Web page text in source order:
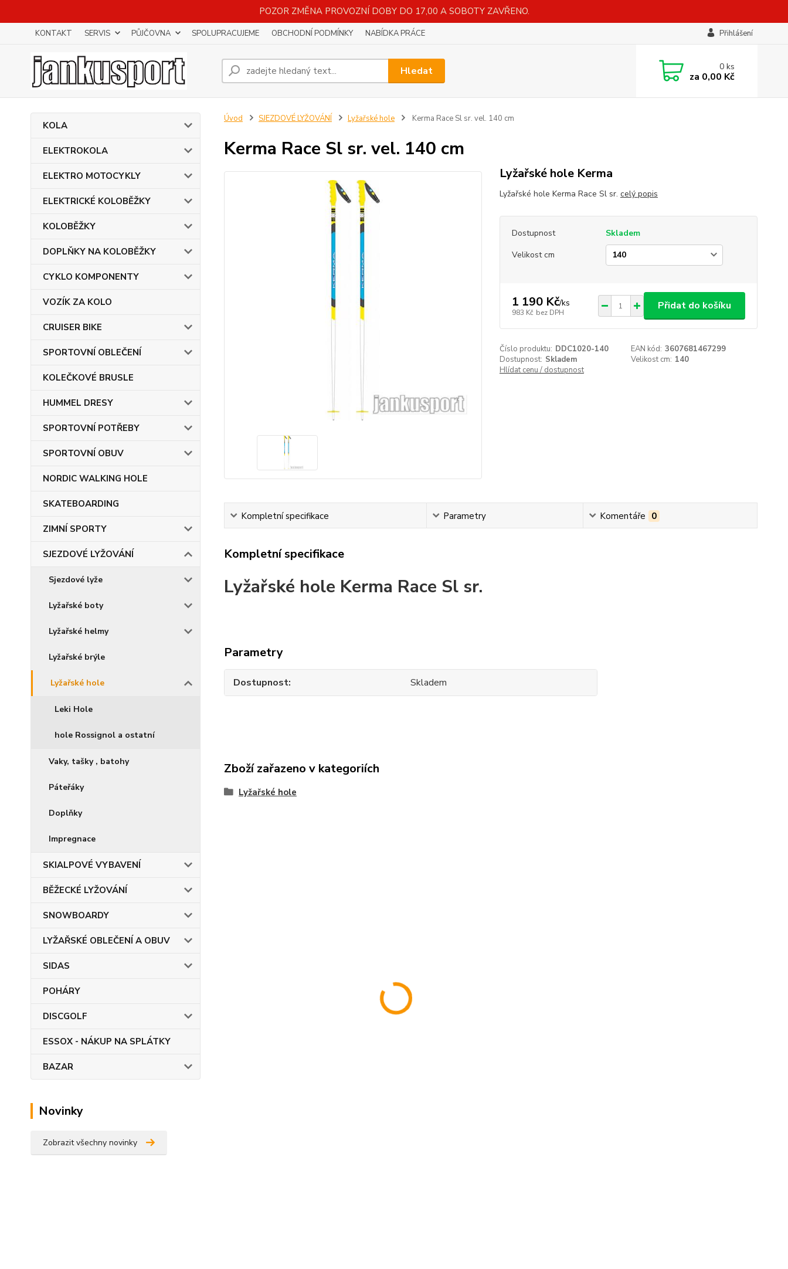
POZOR ZMĚNA PROVOZNÍ DOBY DO 17,00 A SOBOTY ZAVŘENO.
KONTAKT SERVIS PŮJČOVNA SPOLUPRACUJEME OBCHODNÍ PODMÍNKY NABÍDKA PRÁCE Přihlášení
Hledat 0ks
za 0,00 Kč
KOLA
ELEKTROKOLA
ELEKTRO MOTOCYKLY
ELEKTRICKÉ KOLOBĚŽKY
KOLOBĚŽKY
DOPLŇKY NA KOLOBĚŽKY
CYKLO KOMPONENTY
VOZÍK ZA KOLO
CRUISER BIKE
SPORTOVNÍ OBLEČENÍ
KOLEČKOVÉ BRUSLE
HUMMEL DRESY
SPORTOVNÍ POTŘEBY
SPORTOVNÍ OBUV
NORDIC WALKING HOLE
SKATEBOARDING
ZIMNÍ SPORTY
SJEZDOVÉ LYŽOVÁNÍ
Sjezdové lyže
Lyžařské boty
Lyžařské helmy
Lyžařské brýle
Lyžařské hole
Leki Hole
hole Rossignol a ostatní
Vaky, tašky , batohy
Páteřáky
Doplňky
Impregnace
SKIALPOVÉ VYBAVENÍ
BĚŽECKÉ LYŽOVÁNÍ
SNOWBOARDY
LYŽAŘSKÉ OBLEČENÍ A OBUV
SIDAS
POHÁRY
DISCGOLF
ESSOX - NÁKUP NA SPLÁTKY
BAZAR
Novinky
Zobrazit všechny novinky
Úvod SJEZDOVÉ LYŽOVÁNÍ Lyžařské hole Kerma Race Sl sr. vel. 140 cm
Kerma Race Sl sr. vel. 140 cm
Lyžařské hole Kerma
Lyžařské hole Kerma Race Sl sr. celý popis
Dostupnost
Skladem
Velikost cm
1 190 Kč/ks
983 Kč bez DPH
Přidat do košíku
Číslo produktu: DDC1020-140 EAN kód: 3607681467299
Dostupnost: Skladem Velikost cm: 140
Hlídat cenu / dostupnost
Kompletní specifikace Parametry Komentáře 0
Kompletní specifikace
Lyžařské hole Kerma Race Sl sr.
Parametry
Dostupnost Skladem
Zboží zařazeno v kategoriích
Lyžařské hole